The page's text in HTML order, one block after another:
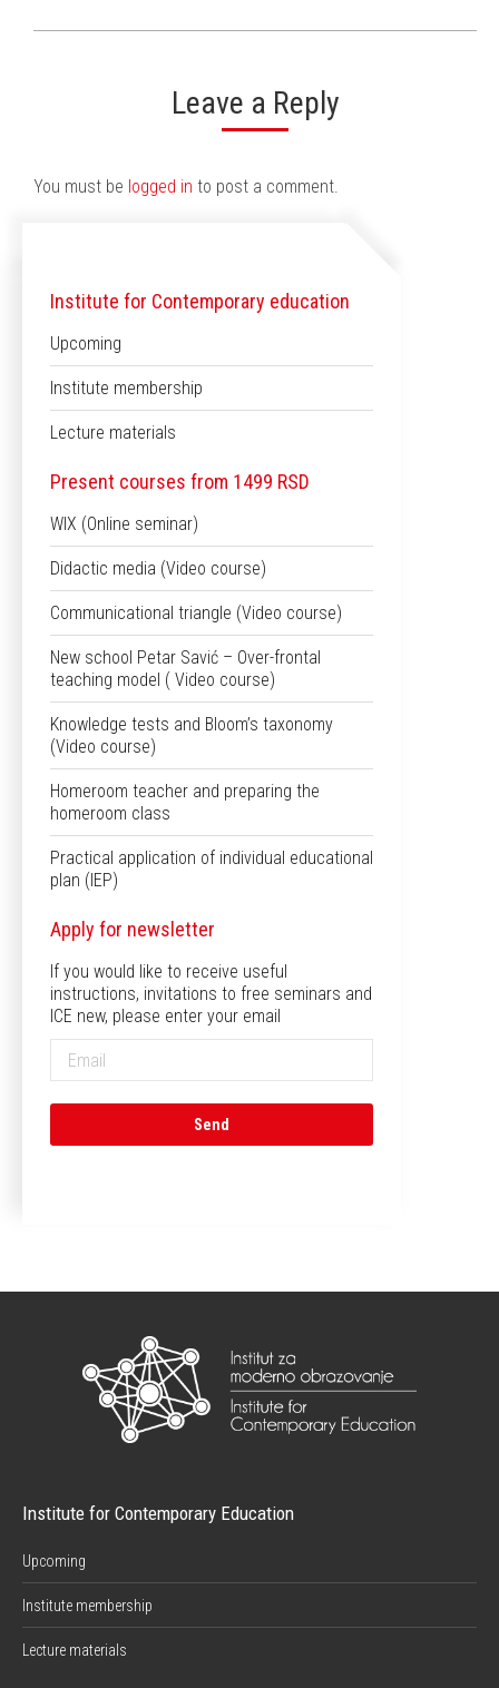
Leave a Reply
You must be logged in to post a comment.
Institute for Contemporary education
Upcoming
Institute membership
Lecture materials
Present courses from 1499 RSD
WIX (Online seminar)
Didactic media (Video course)
Communicational triangle (Video course)
New school Petar Savić – Over-frontal
teaching model ( Video course)
Knowledge tests and Bloom’s taxonomy
(Video course)
Homeroom teacher and preparing the
homeroom class
Practical application of individual educational
plan (IEP)
Apply for newsletter
If you would like to receive useful
instructions, invitations to free seminars and
ICE new, please enter your email
Institute for Contemporary Education
Upcoming
Institute membership
Lecture materials